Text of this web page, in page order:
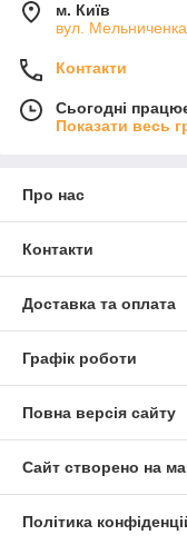
м. Київ
вул.
Контакти
Сьогодні
Показати весь
Про нас
Контакти
Доставка та оплата
Графік роботи
Повна версія сайту
Сайт створено на
Політика